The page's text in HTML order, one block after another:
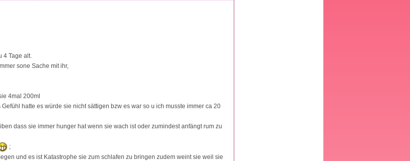
4 Tage alt.
sone Sache mit ihr,
4mal 200ml
hatte es würde sie nicht sättigen bzw es war so u ich musste immer ca 20
dass sie immer hunger hat wenn sie wach ist oder zumindest anfängt rum zu
;
und es ist Katastrophe sie zum schlafen zu bringen zudem weint sie weil sie